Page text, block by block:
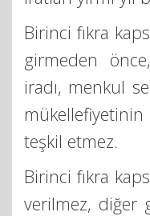
Birinci fıkra
girmeden
iradı, menkul
mükellefiyetinin
teşkil etmez.
Birinci fıkra
verilmez, diğer